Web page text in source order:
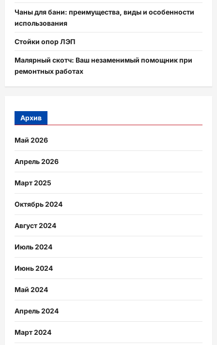
Чаны для бани: преимущества, виды и особенности
использования
Стойки опор ЛЭП
Малярный скотч: Ваш незаменимый помощник при
ремонтных работах
Архив
Май 2026
Апрель 2026
Март 2025
Октябрь 2024
Август 2024
Июль 2024
Июнь 2024
Май 2024
Апрель 2024
Март 2024